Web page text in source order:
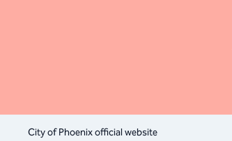
City of Phoenix official website